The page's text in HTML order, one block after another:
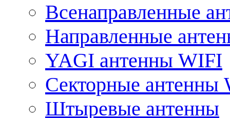
Всенаправленные
Направленные
YAGI антенны WIFI
Секторные антенны
Штыревые антенны